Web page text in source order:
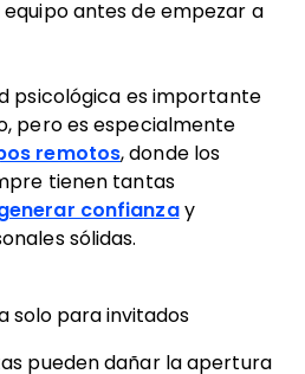
antes de empezar a
psicológica es importante
pero es especialmente
remotos, donde los
tienen tantas
confianzay
sólidas.
solo para invitados
pueden dañar la apertura